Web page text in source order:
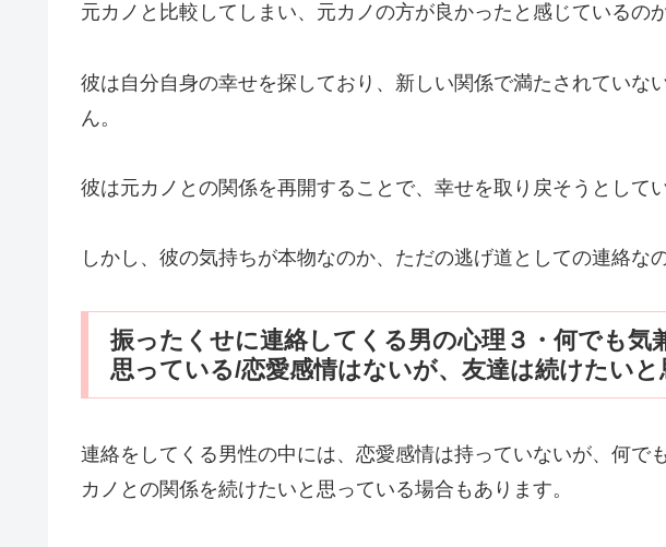
元カノと比較してしまい、元カノの方が良かったと感じているの
彼は自分自身の幸せを探しており、新しい関係で満たされていな
ん。
彼は元カノとの関係を再開することで、幸せを取り戻そうとして
しかし、彼の気持ちが本物なのか、ただの逃げ道としての連絡な
振ったくせに連絡してくる男の心理３・何でも気
思っている/恋愛感情はないが、友達は続けたいと
連絡をしてくる男性の中には、恋愛感情は持っていないが、何で
カノとの関係を続けたいと思っている場合もあります。